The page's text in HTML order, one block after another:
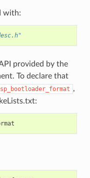
with:
provided by the
To declare that
,